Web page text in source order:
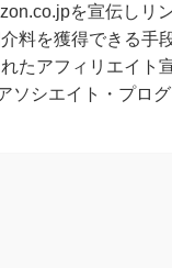
を宣伝しリ
料を獲得できる手
たアフィリエイト
ソシエイト・プロ